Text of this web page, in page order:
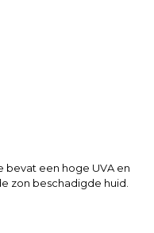
een hoge UVA en
zon beschadigde huid.